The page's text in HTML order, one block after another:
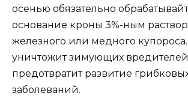
осенью обязательно
основание кроны 3%-ным
железного или медного купороса.
уничтожит зимующих
предотвратит развитие
заболеваний.